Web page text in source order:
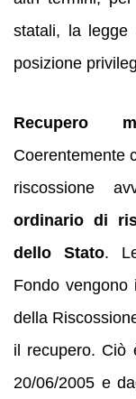
statali, la legge
posizione
Recupero
Coerentemente
riscossione
ordinario di
dello Stato.
Fondo vengono
della
il recupero. Ciò
20/06/2005 e